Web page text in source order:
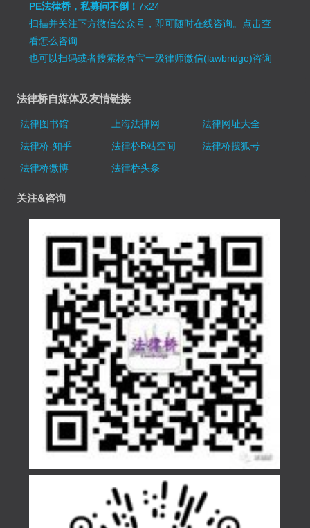
PE法律桥，私募问不倒！7x24
扫描并关注下方微信公众号，即可随时在线咨询。 点击查
看怎么咨询
也可以扫码或者搜索杨春宝一级律师微信(lawbridge)咨询
法律桥自媒体及友情链接
法律图书馆 上海法律网
法律网址大全
法律桥-知乎
法律桥B站空间
法律桥搜狐号
法律桥微博
法律桥头条
关注&咨询